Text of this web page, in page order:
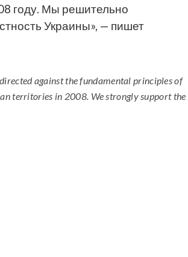
году. Мы решительно
Украины», — пишет
against the fundamental principles of
territories in 2008. We strongly support the